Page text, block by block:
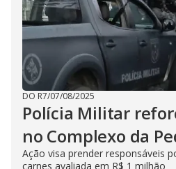
DO R7/07/08/2025
Polícia Militar
no Complexo da
Ação visa prender responsáveis
carnes avaliada em R$ 1 milhão